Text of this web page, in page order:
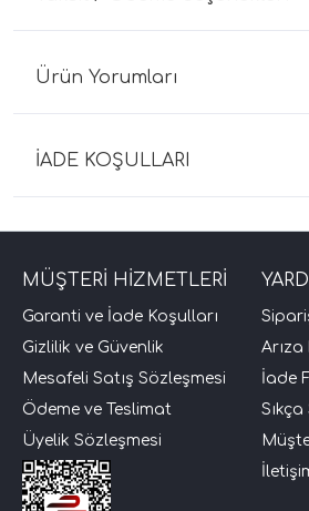
Ürün Yorumları
İADE KOŞULLARI
MÜŞTERİ HİZMETLERİ
Garanti ve İade Koşulları
Gizlilik ve Güvenlik
Mesafeli Satış Sözleşmesi
Ödeme ve Teslimat
Üyelik Sözleşmesi
Arıza
İade